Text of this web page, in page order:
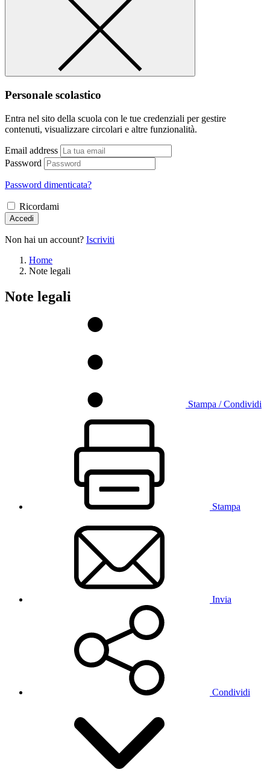
Personale scolastico
Entra nel sito della scuola con le tue credenziali per gestire
contenuti, visualizzare circolari e altre funzionalità.
Email address
Password
Password dimenticata?
Ricordami
Accedi
Non hai un account? Iscriviti
Home
Note legali
Note legali
Stampa / Condividi
Stampa
Invia
Condividi